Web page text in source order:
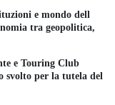
e mondo dell
tra geopolitica,
e Touring Club
svolto per la tutela del